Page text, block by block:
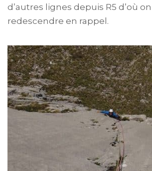
d’autres lignes depuis R5 d’où
redescendre en rappel.